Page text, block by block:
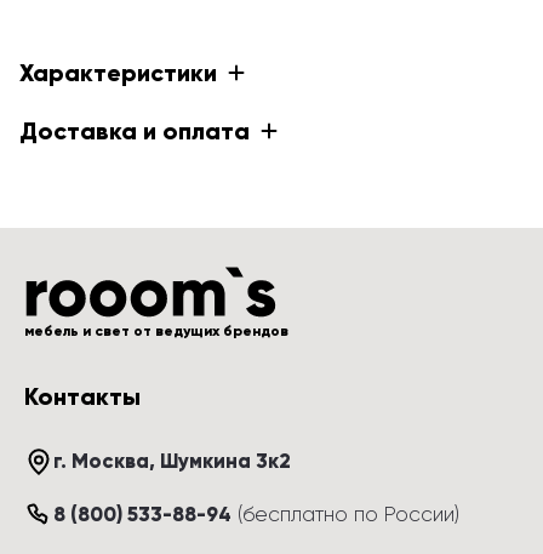
Характеристики
Доставка и оплата
мебель и свет от ведущих брендов
Контакты
г. Москва, Шумкина 3к2
8 (800) 533-88-94 (бесплатно по России)